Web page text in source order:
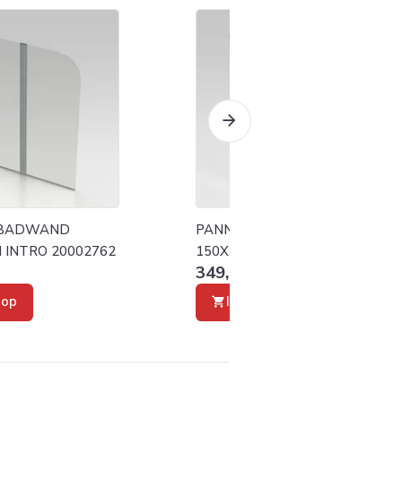
INTRO 20002762
PANNELLO BADWAND
150X140 VM INTRO 20002763
349,00 €
Ik verkoop